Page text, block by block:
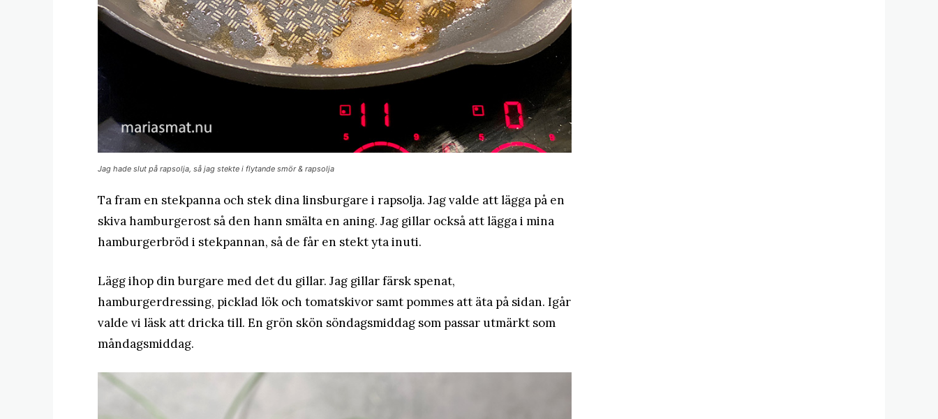
Jag hade slut på rapsolja, så jag stekte i flytande smör & rapsolja
Ta fram en stekpanna och stek dina linsburgare i rapsolja. Jag valde att lägga på en
skiva hamburgerost så den hann smälta en aning. Jag gillar också att lägga i mina
hamburgerbröd i stekpannan, så de får en stekt yta inuti.
Lägg ihop din burgare med det du gillar. Jag gillar färsk spenat,
hamburgerdressing, picklad lök och tomatskivor samt pommes att äta på sidan. Igår
valde vi läsk att dricka till. En grön skön söndagsmiddag som passar utmärkt som
måndagsmiddag.